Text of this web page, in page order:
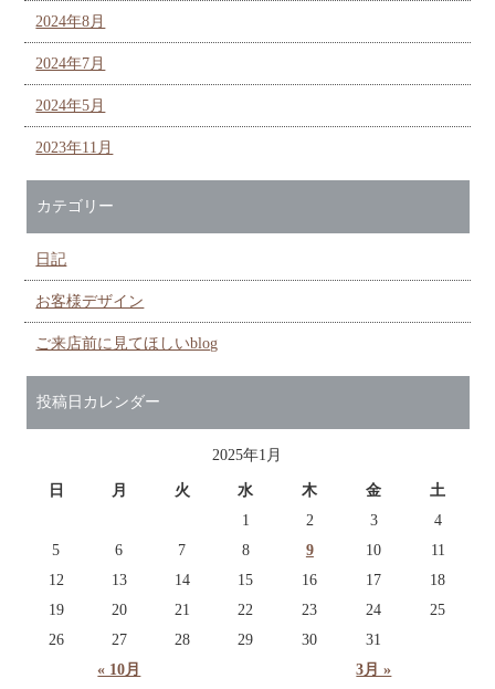
2024年8月
2024年7月
2024年5月
2023年11月
カテゴリー
日記
お客様デザイン
ご来店前に見てほしいblog
投稿日カレンダー
2025年1月
日 月 火 水 木 金 土
« 10月 3月 »
1 2 3
4
5
6 7 8 9 10
11
12
13 14 15 16 17
18
19
20 21 22 23 24
25
26
27 28 29 30 31